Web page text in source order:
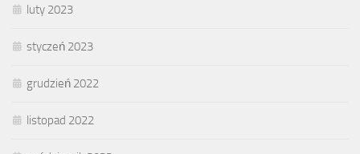
luty 2023
styczeń 2023
grudzień 2022
listopad 2022